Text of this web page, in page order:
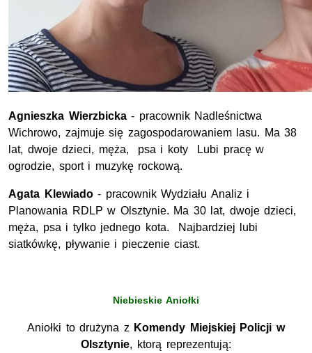
Agnieszka Wierzbicka- pracownik Nadleśnictwa
Wichrowo, zajmuje się zagospodarowaniem lasu. Ma 38
lat, dwoje dzieci, męża, psa i koty Lubi pracę w
ogrodzie, sport i muzykę rockową.
Agata Klewiado- pracownik Wydziału Analiz i
Planowania RDLP w Olsztynie. Ma 30 lat, dwoje dzieci,
męża, psa i tylko jednego kota. Najbardziej lubi
siatkówkę, pływanie i pieczenie ciast.
Niebieskie Aniołki
Aniołki to drużyna z Komendy Miejskiej Policji w
Olsztynie, ktorą reprezentują: